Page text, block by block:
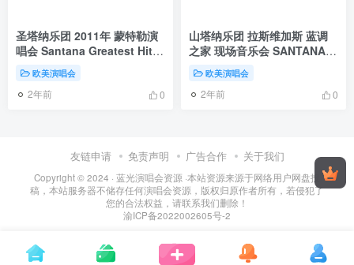
圣塔纳乐团 2011年 蒙特勒演
唱会 Santana Greatest Hits
Live at Montreux
2011《BDMV 45.6G》
欧美演唱会
2年前 0
山塔纳乐团 拉斯维加斯 蓝调
之家 现场音乐会 SANTANA
IV: LIVE AT THE HOUSE OF
BLUES, LAS VEGAS
2016《BDMV 38.00GB》
欧美演唱会
2年前 0
友链申请 免责声明 广告合作 关于我们
Copyright © 2024 · 蓝光演唱会资源 ·本站资源来源于网络用户网盘投
稿，本站服务器不储存任何演唱会资源，版权归原作者所有，若侵犯了
您的合法权益，请联系我们删除！
渝ICP备2022002605号-2